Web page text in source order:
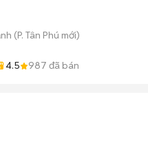
(P. Tân Phú mới)
4.5 987 đã bán